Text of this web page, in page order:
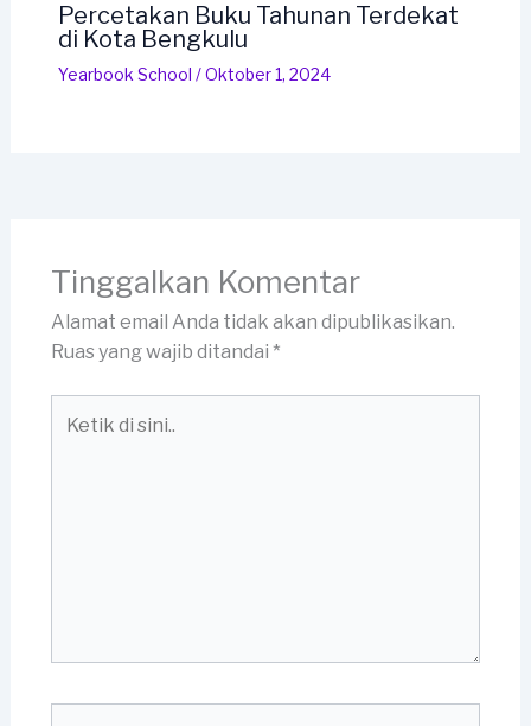
Percetakan Buku Tahunan Terdekat
di Kota Bengkulu
Yearbook School /Oktober 1, 2024
Tinggalkan Komentar
Alamat email Anda tidak akan dipublikasikan.
Ruas yang wajib ditandai *